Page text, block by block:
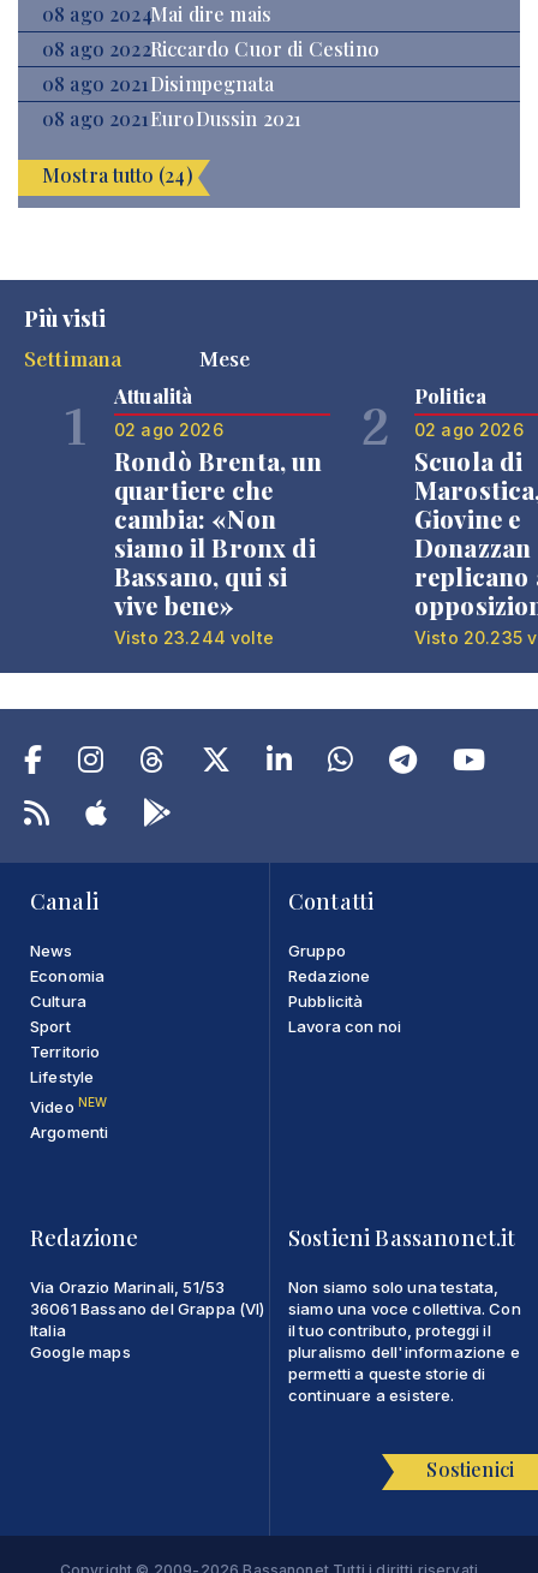
08 ago 2024Mai dire mais
08 ago 2022Riccardo Cuor di Cestino
08 ago 2021Disimpegnata
08 ago 2021EuroDussin 2021
Mostra tutto (24)
Più visti
Settimana
Mese
1 Attualità
02 ago 2026
Rondò Brenta, un
quartiere che
cambia: «Non
siamo il Bronx di
Bassano, qui si
vive bene»
Visto 23.244 volte
2 Politica
02 ago 2026
Scuola di
Giovine e
Donazzan
replicano
Visto 20.235
Canali
News
Economia
Cultura
Sport
Territorio
Lifestyle
Video NEW
Argomenti
Contatti
Gruppo
Redazione
Pubblicità
Lavora con noi
Redazione
Via Orazio Marinali, 51/53
36061 Bassano del Grappa (VI)
Italia
Google maps
Sostieni Bassanonet.it
Non siamo solo una testata,
siamo una voce collettiva. Con
il tuo contributo, proteggi il
pluralismo dell'informazione e
permetti a queste storie di
continuare a esistere.
Sostienici